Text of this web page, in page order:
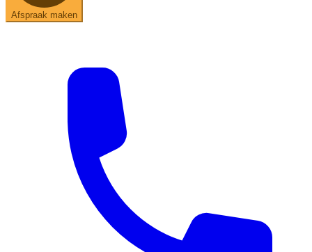
Afspraak maken